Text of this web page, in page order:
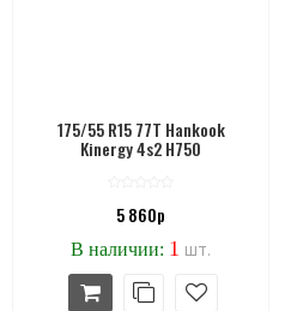
175/55 R15 77T Hankook
Kinergy 4s2 H750
5 860р
В наличии: 1 шт.